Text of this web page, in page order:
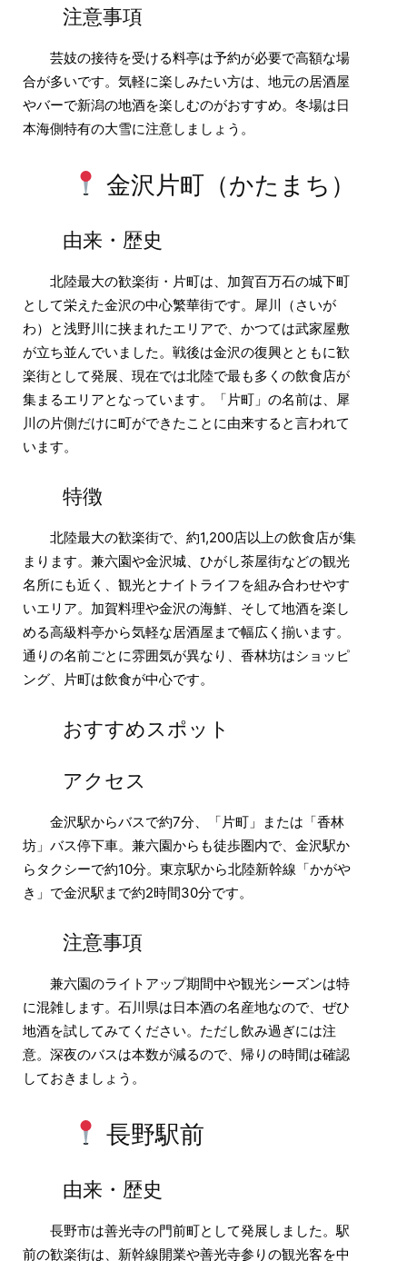
注意事項
芸妓の接待を受ける料亭は予約が必要で高額な場
合が多いです。気軽に楽しみたい方は、地元の居酒屋
やバーで新潟の地酒を楽しむのがおすすめ。冬場は日
本海側特有の大雪に注意しましょう。
金沢片町（かたまち）
由来・歴史
北陸最大の歓楽街・片町は、加賀百万石の城下町
として栄えた金沢の中心繁華街です。犀川（さいが
わ）と浅野川に挟まれたエリアで、かつては武家屋敷
が立ち並んでいました。戦後は金沢の復興とともに歓
楽街として発展、現在では北陸で最も多くの飲食店が
集まるエリアとなっています。「片町」の名前は、犀
川の片側だけに町ができたことに由来すると言われて
います。
特徴
北陸最大の歓楽街で、約1,200店以上の飲食店が集
まります。兼六園や金沢城、ひがし茶屋街などの観光
名所にも近く、観光とナイトライフを組み合わせやす
いエリア。加賀料理や金沢の海鮮、そして地酒を楽し
める高級料亭から気軽な居酒屋まで幅広く揃います。
通りの名前ごとに雰囲気が異なり、香林坊はショッピ
ング、片町は飲食が中心です。
おすすめスポット
アクセス
金沢駅からバスで約7分、「片町」または「香林
坊」バス停下車。兼六園からも徒歩圏内で、金沢駅か
らタクシーで約10分。東京駅から北陸新幹線「かがや
き」で金沢駅まで約2時間30分です。
注意事項
兼六園のライトアップ期間中や観光シーズンは特
に混雑します。石川県は日本酒の名産地なので、ぜひ
地酒を試してみてください。ただし飲み過ぎには注
意。深夜のバスは本数が減るので、帰りの時間は確認
しておきましょう。
長野駅前
由来・歴史
長野市は善光寺の門前町として発展しました。駅
前の歓楽街は、新幹線開業や善光寺参りの観光客を中